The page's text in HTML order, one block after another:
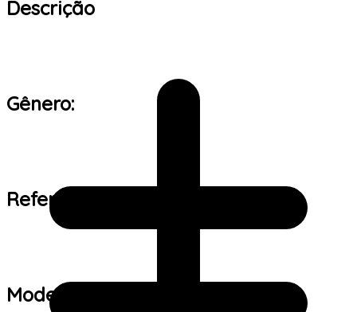
Descrição
Gênero:
Referência de tamanho:
Modelo: